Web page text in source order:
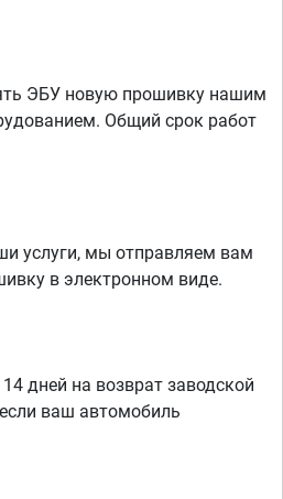
ЭБУ новую прошивку нашим
Общий срок работ
услуги, мы отправляем вам
в электронном виде.
дней на возврат заводской
ваш автомобиль